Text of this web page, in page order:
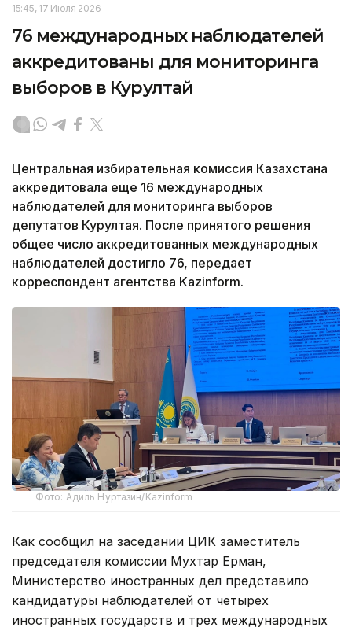
15:45, 17 Июля 2026
76 международных наблюдателей
аккредитованы для мониторинга
выборов в Курултай
Центральная избирательная комиссия Казахстана
аккредитовала еще 16 международных
наблюдателей для мониторинга выборов
депутатов Курултая. После принятого решения
общее число аккредитованных международных
наблюдателей достигло 76, передает
корреспондент агентства Kazinform.
Фото: Адиль Нуртазин/Kazinform
Как сообщил на заседании ЦИК заместитель
председателя комиссии Мухтар Ерман,
Министерство иностранных дел представило
кандидатуры наблюдателей от четырех
иностранных государств и трех международных